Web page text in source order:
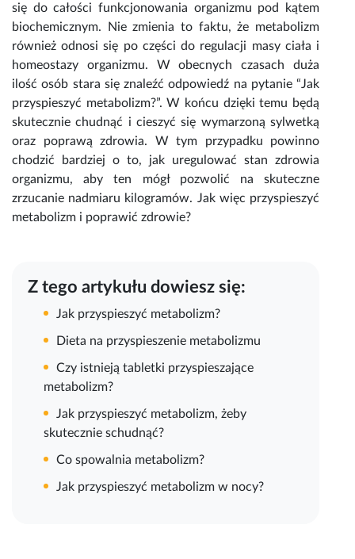
się do całości funkcjonowania organizmu pod kątem
biochemicznym. Nie zmienia to faktu, że metabolizm
również odnosi się po części do regulacji masy ciała i
homeostazy organizmu. W obecnych czasach duża
ilość osób stara się znaleźć odpowiedź na pytanie “Jak
przyspieszyć metabolizm?”. W końcu dzięki temu będą
skutecznie chudnąć i cieszyć się wymarzoną sylwetką
oraz poprawą zdrowia. W tym przypadku powinno
chodzić bardziej o to, jak uregulować stan zdrowia
organizmu, aby ten mógł pozwolić na skuteczne
zrzucanie nadmiaru kilogramów. Jak więc przyspieszyć
metabolizm i poprawić zdrowie?
Z tego artykułu dowiesz się:
Jak przyspieszyć metabolizm?
Dieta na przyspieszenie metabolizmu
Czy istnieją tabletki przyspieszające
metabolizm?
Jak przyspieszyć metabolizm, żeby
skutecznie schudnąć?
Co spowalnia metabolizm?
Jak przyspieszyć metabolizm w nocy?